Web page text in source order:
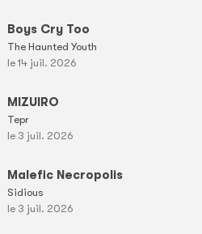
Boys Cry Too
The Haunted Youth
le 14 juil. 2026
MIZUIRO
Tepr
le 3 juil. 2026
Malefic Necropolis
Sidious
le 3 juil. 2026